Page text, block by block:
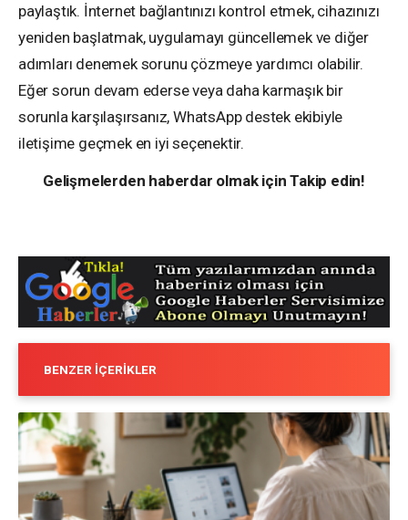
paylaştık. İnternet bağlantınızı kontrol etmek, cihazınızı
yeniden başlatmak, uygulamayı güncellemek ve diğer
adımları denemek sorunu çözmeye yardımcı olabilir.
Eğer sorun devam ederse veya daha karmaşık bir
sorunla karşılaşırsanız, WhatsApp destek ekibiyle
iletişime geçmek en iyi seçenektir.
Gelişmelerden haberdar olmak için Takip edin!
BENZER İÇERIKLER